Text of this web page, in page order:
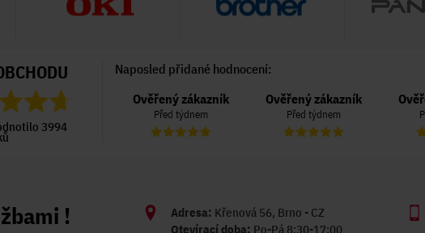
3994
Naposled přidané hodnocení:
Ověřený zákazník
Před týdnem
Ověřený zákazník
Před týdnem
Ověřený zákazník
Před týdnem
! Adresa: Křenová 56, Brno - CZ
Otevírací doba: Po-Pá 8:30-17:00